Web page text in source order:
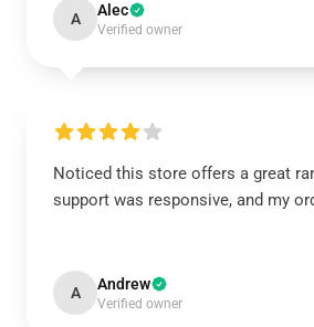
A Alec
Verified owner
Noticed this store offers a great
support was responsive, and my
A Andrew
Verified owner